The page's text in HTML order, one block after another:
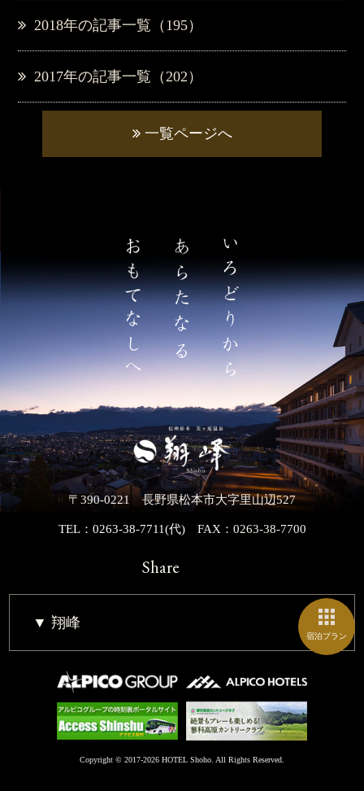
宿泊プラン
2018年の記事一覧（195）
2017年の記事一覧（202）
一覧ページへ
〒390-0221 長野県松本市大字里山辺527
TEL：0263-38-7711(代)FAX：0263-38-7700
Share
翔峰
Copyright © 2017-2026 HOTEL Shoho. All Rights Reserved.